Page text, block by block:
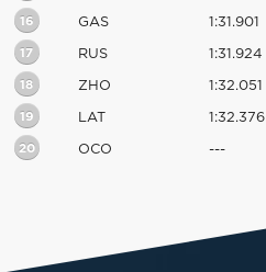
16 GAS 1:31.901
17 RUS 1:31.924
18 ZHO 1:32.051
19 LAT 1:32.376
20 OCO ---